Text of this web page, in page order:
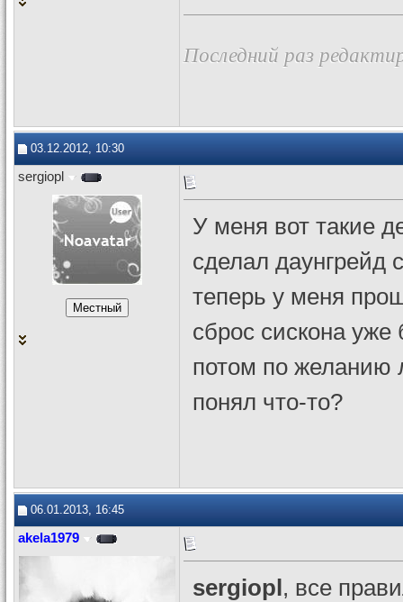
Последний раз
03.12.2012, 10:30
sergiopl
У меня вот такие
сделал даунгрейд
теперь у меня
сброс сискона
потом по желанию
понял что-то?
06.01.2013, 16:45
akela1979
sergiopl, все